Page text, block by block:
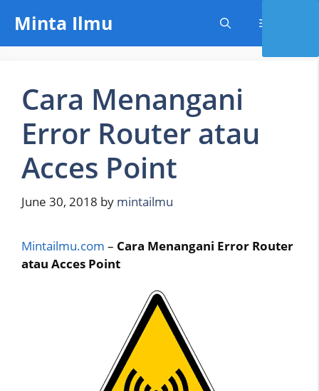
content
Minta Ilmu
Cara Menangani
Error Router atau
Acces Point
June 30, 2018 by mintailmu
Mintailmu.com – Cara Menangani Error Router
atau Acces Point